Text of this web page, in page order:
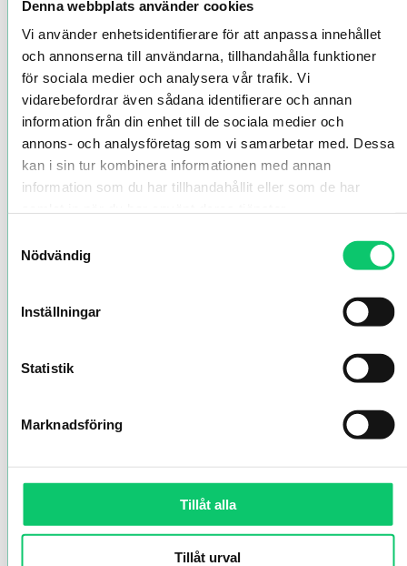
Denna webbplats använder cookies
Vi använder enhetsidentifierare för att anpassa innehållet
och annonserna till användarna, tillhandahålla funktioner
för sociala medier och analysera vår trafik. Vi
vidarebefordrar även sådana identifierare och annan
information från din enhet till de sociala medier och
annons- och analysföretag som vi samarbetar med. Dessa
kan i sin tur kombinera informationen med annan
information som du har tillhandahållit eller som de har
Nödvändig
Inställningar
Statistik
Marknadsföring
Tillåt alla
Tillåt urval